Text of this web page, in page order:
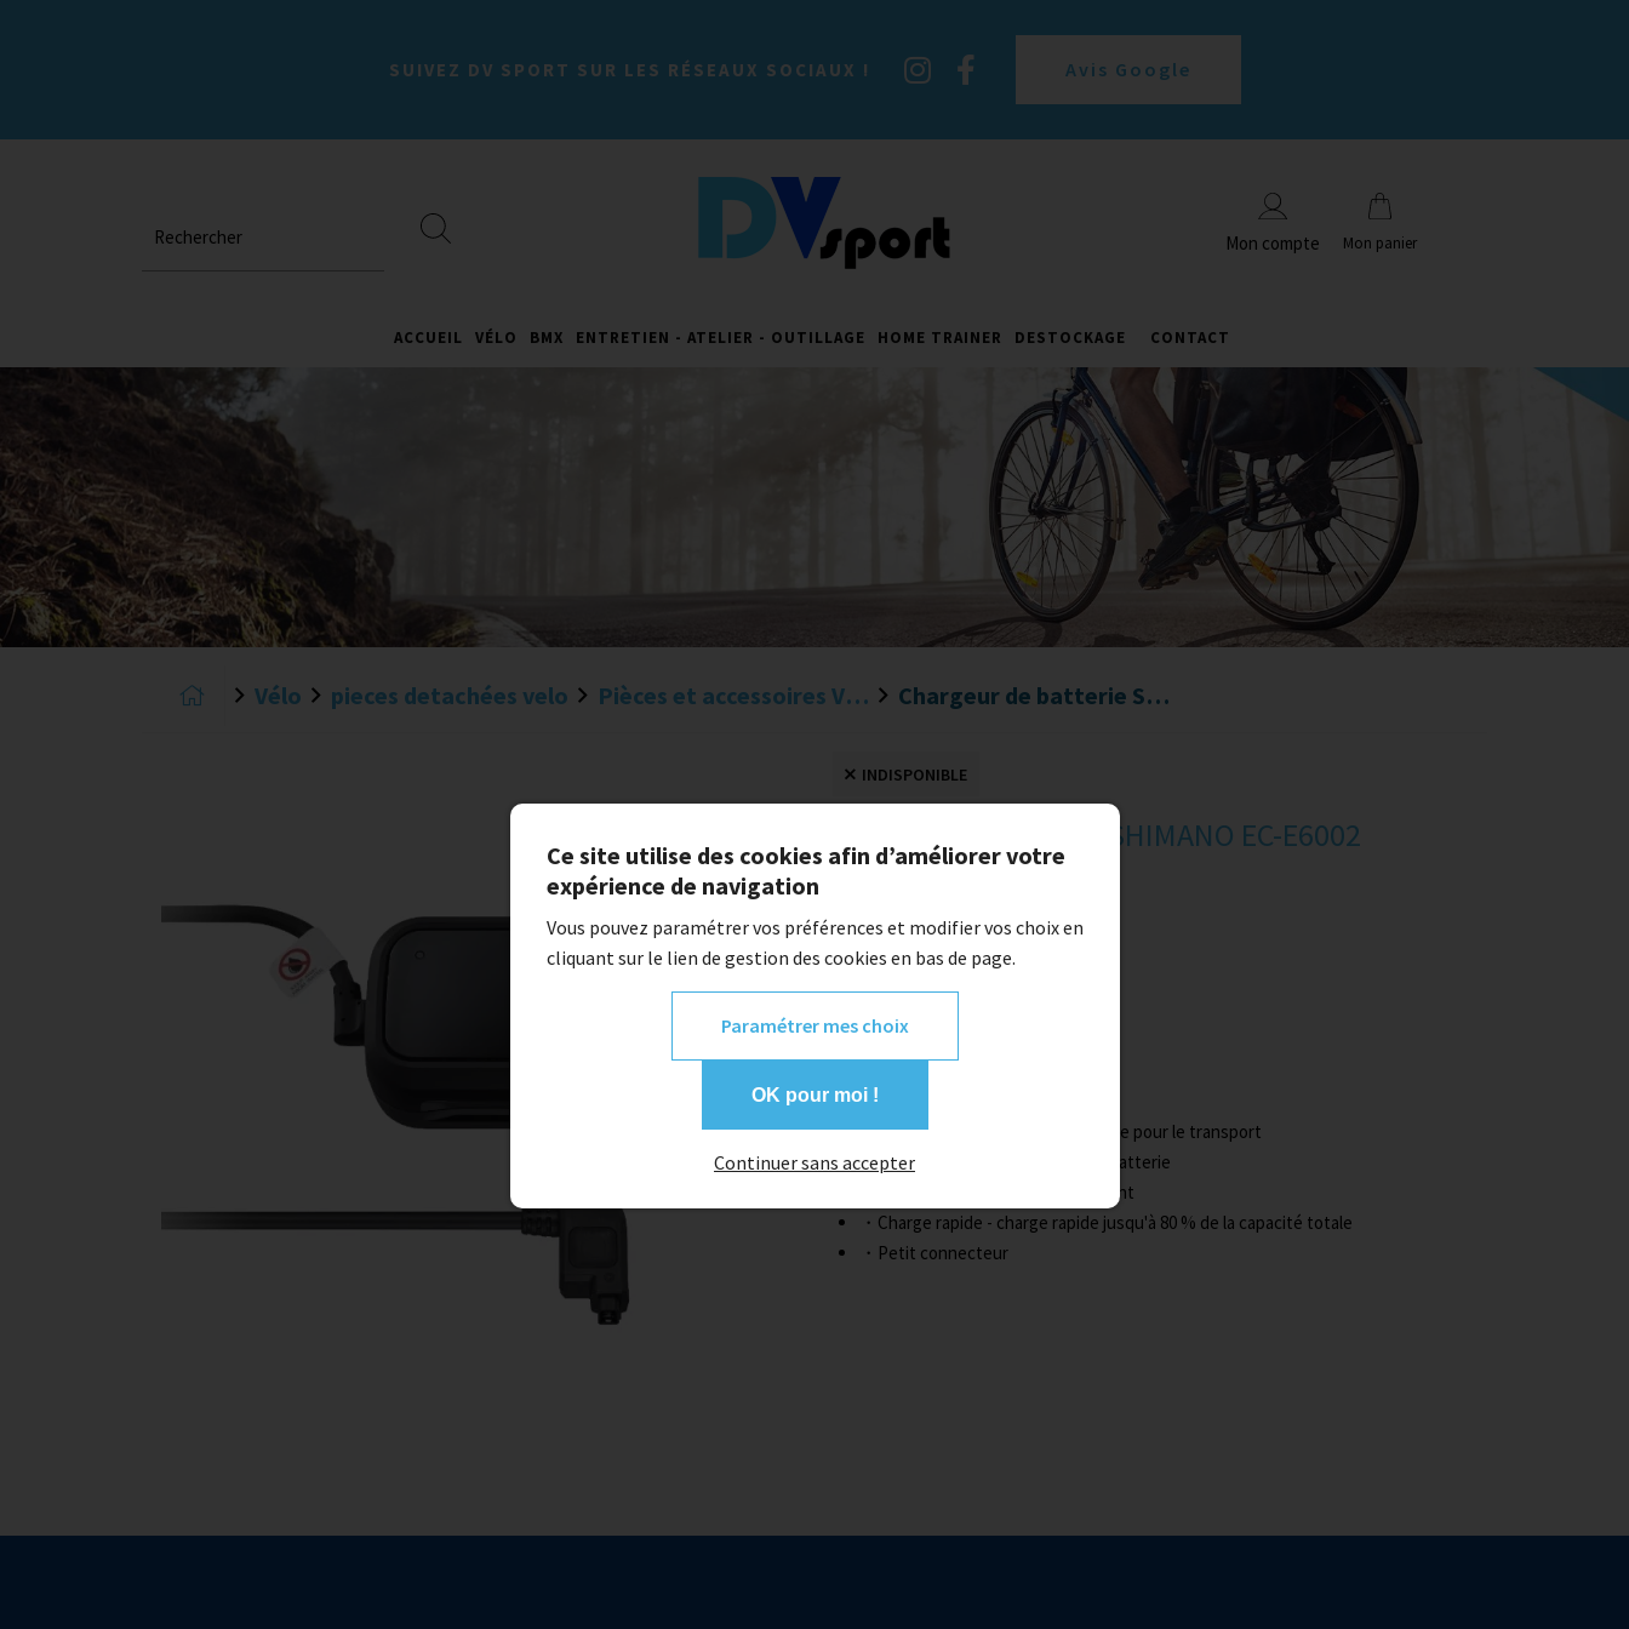
SUIVEZ DV SPORT SUR LES RÉSEAUX SOCIAUX ! Avis Google
Rechercher Mon compte Mon panier
ACCUEIL VÉLO BMX ENTRETIEN - ATELIER - OUTILLAGE HOME TRAINER DESTOCKAGE CONTACT
Vélo pieces detachées velo Pièces et accessoires VAE Chargeur de batterie SHIMANO EC-E6002
INDISPONIBLE
Chargeur de batterie SHIMANO EC-E6002
77,00 €
Description
Taille compacte et poids léger facile pour le transport
・Rechargement sans enlever la batterie
・Charge avec batterie directement
・Charge rapide - charge rapide jusqu'à 80 % de la capacité totale
・Petit connecteur
Ce site utilise des cookies afin d’améliorer votre
expérience de navigation
Vous pouvez paramétrer vos préférences et modifier vos choix en
cliquant sur le lien de gestion des cookies en bas de page.
Paramétrer mes choix
OK pour moi !
Continuer sans accepter